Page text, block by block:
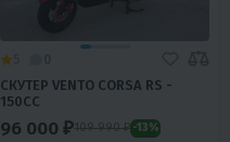
СКУТЕР VENTO CORSA RS -
150CC
96 000 ₽109 990 ₽ -13%